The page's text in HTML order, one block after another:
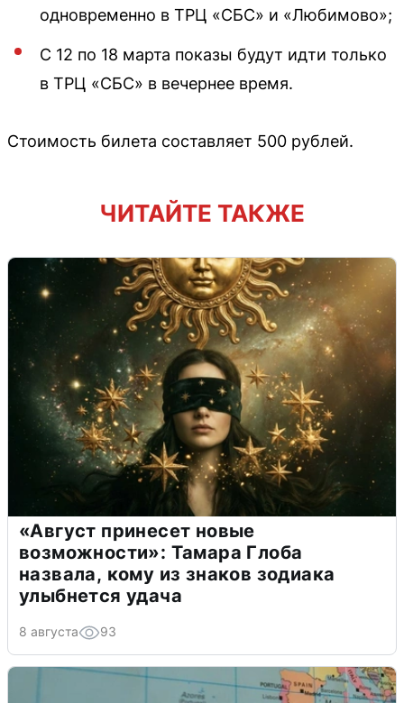
одновременно в ТРЦ «СБС» и «Любимово»;
С 12 по 18 марта показы будут идти только
в ТРЦ «СБС» в вечернее время.
Стоимость билета составляет 500 рублей.
ЧИТАЙТЕ ТАКЖЕ
«Август принесет новые
возможности»: Тамара Глоба
назвала, кому из знаков зодиака
улыбнется удача
8 августа 93